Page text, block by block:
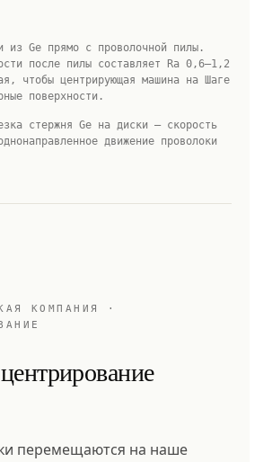
из Ge прямо с проволочной пилы.
после пилы составляет Ra 0,6–1,2
чтобы центрирующая машина на Шаге
поверхности.
стержня Ge на диски — скорость
движение проволоки
КОМПАНИЯ ·
перемещаются на наше